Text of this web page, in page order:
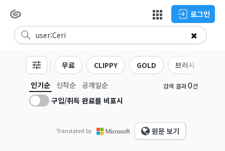
로그인
무료 CLIPPY GOLD 브러시
인기순
신착순
공개일순
구입/취득 완료를 비표시
검색 결과0건
Translated by 원문 보기